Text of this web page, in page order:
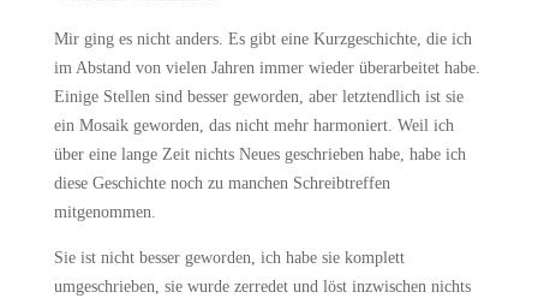
Mir ging es nicht anders. Es gibt eine Kurzgeschichte, die ich
im Abstand von vielen Jahren immer wieder überarbeitet habe.
Einige Stellen sind besser geworden, aber letztendlich ist sie
ein Mosaik geworden, das nicht mehr harmoniert. Weil ich
über eine lange Zeit nichts Neues geschrieben habe, habe ich
diese Geschichte noch zu manchen Schreibtreffen
mitgenommen.
Sie ist nicht besser geworden, ich habe sie komplett
umgeschrieben, sie wurde zerredet und löst inzwischen nichts